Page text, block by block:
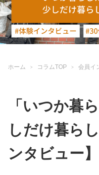
ホーム コラムTOP 会員イ
「いつか暮
しだけ暮ら
ンタビュー